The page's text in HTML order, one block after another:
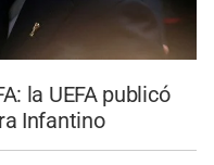
la UEFA publicó
Infantino